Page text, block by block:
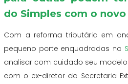
do Simples com o
Com a reforma tributária em
pequeno porte enquadradas no
analisar com cuidado seu
com o ex-diretor da Secretaria